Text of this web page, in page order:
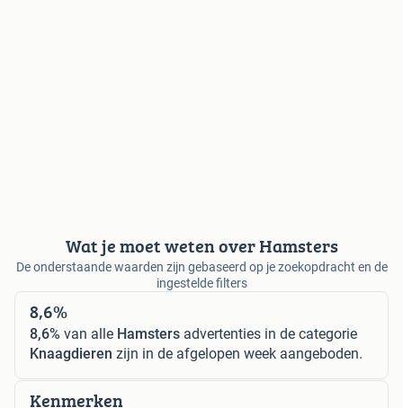
Wat je moet weten over Hamsters
De onderstaande waarden zijn gebaseerd op je zoekopdracht en de
ingestelde filters
8,6%
8,6% van alle Hamsters advertenties in de categorie
Knaagdieren zijn in de afgelopen week aangeboden.
Kenmerken